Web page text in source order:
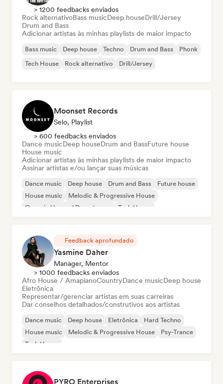
> 1200 feedbacks enviados
Rock alternativoBass musicDeep houseDrill/Jersey
Drum and Bass
Adicionar artistas às minhas playlists de maior impacto
Bass music Deep house Techno Drum and Bass
Phonk
Tech House
Rock alternativo Drill/Jersey
Moonset Records
Selo, Playlist
> 600 feedbacks enviados
Dance musicDeep houseDrum and BassFuture house
House music
Adicionar artistas às minhas playlists de maior impacto
Assinar artistas e/ou lançar suas músicas
Dance music Deep house Drum and Bass
Future house
House music
Melodic & Progressive House
Organic House / Downtempo
Tech House
Feedback aprofundado
Yasmine Daher
Manager, Mentor
> 1000 feedbacks enviados
Afro House / AmapianoCountryDance musicDeep house
Eletrônica
Representar/gerenciar artistas em suas carreiras
Dar conselhos detalhados/construtivos aos artistas
Dance music Deep house Eletrônica
Hard Techno
House music
Melodic & Progressive House
Psy-Trance
Tech House
PYRO Enterprises